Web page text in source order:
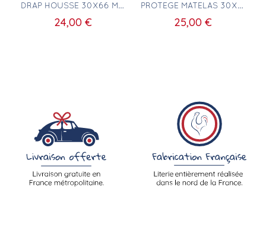
Aperçu rapide DRAP HOUSSE 30X66 MATELAS RECTANGULAIRE
24,00 €
Aperçu rapide PROTÈGE MATELAS 30X66 BERCEAU RECTANGULAIRE
25,00 €